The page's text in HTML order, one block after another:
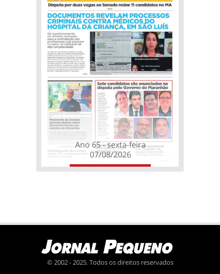
Ano 65 - sexta-feira
07/08/2026
© 2002 - 2025. Todos os direitos reservados